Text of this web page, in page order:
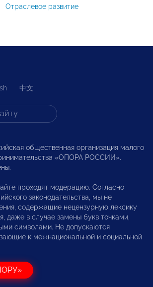
Отраслевое развитие
中文
общественная организация малого
«ОПОРА РОССИИ».
проходят модерацию. Согласно
законодательства, мы не
содержащие нецензурную лексику
даже в случае замены букв точками,
символами. Не допускаются
к межнациональной и социальной